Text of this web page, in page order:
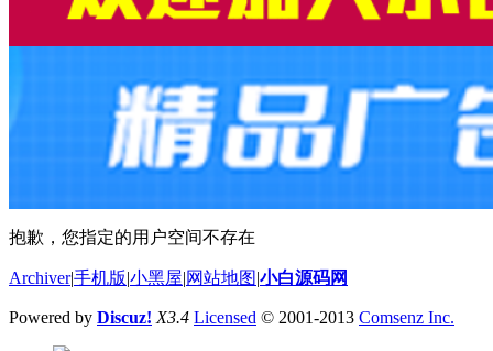
抱歉，您指定的用户空间不存在
Archiver|手机版 小黑屋 网站地图 小白源码网
Powered by Discuz! X3.4 Licensed © 2001-2013 Comsenz Inc.